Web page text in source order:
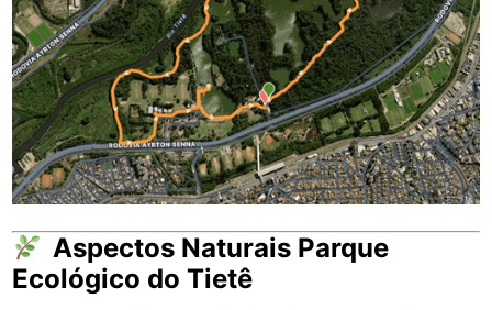
Aspectos Naturais Parque
Ecológico do Tietê